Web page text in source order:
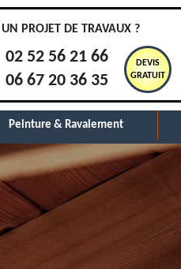
PROJET DE TRAVAUX ?
02 52 56 21 66
06 67 20 36 35
DEVIS
GRATUIT
Peinture & Ravalement